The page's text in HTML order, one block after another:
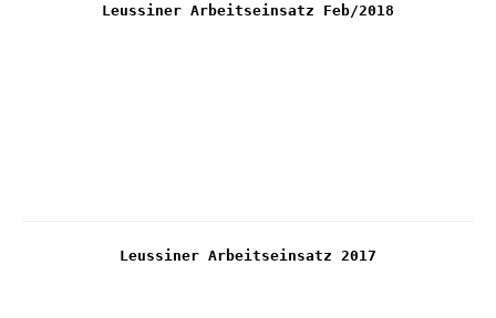
Leussiner Arbeitseinsatz Feb/2018
Leussiner Arbeitseinsatz 2017